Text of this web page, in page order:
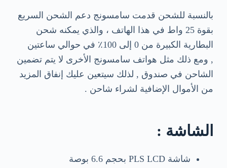
بالنسبة للشحن قدمت سامسونج دعم الشحن السريع
بقوة 25 واط في هذا الهاتف ، والذي يمكنه شحن
البطارية الكبيرة من 0 إلى 100٪ في حوالي ساعتين
, ومع ذلك مثل هواتف سامسونج الأخرى لا يتم تضمين
الشاحن في صندوق , لذلك سيتعين عليك إنفاق المزيد
من الأموال الإضافية لشراء شاحن .
الشاشة :
شاشة PLS LCD بحجم 6.6 بوصة